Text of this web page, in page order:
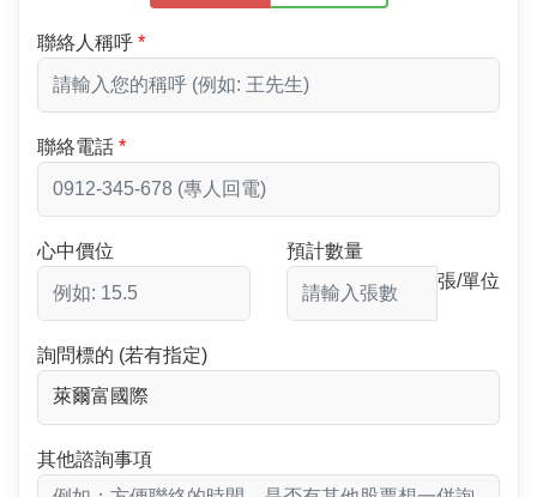
聯絡人稱呼
聯絡電話
心中價位
預計數量
張/單位
詢問標的 (若有指定)
其他諮詢事項